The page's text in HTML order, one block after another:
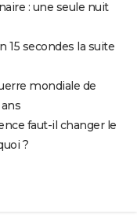
: une seule nuit
15 secondes la suite
mondiale de
faut-il changer le
?